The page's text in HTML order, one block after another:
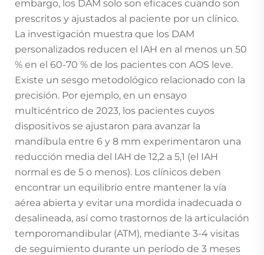
embargo, los DAM solo son eficaces cuando son
prescritos y ajustados al paciente por un clínico.
La investigación muestra que los DAM
personalizados reducen el IAH en al menos un 50
% en el 60-70 % de los pacientes con AOS leve.
Existe un sesgo metodológico relacionado con la
precisión. Por ejemplo, en un ensayo
multicéntrico de 2023, los pacientes cuyos
dispositivos se ajustaron para avanzar la
mandíbula entre 6 y 8 mm experimentaron una
reducción media del IAH de 12,2 a 5,1 (el IAH
normal es de 5 o menos). Los clínicos deben
encontrar un equilibrio entre mantener la vía
aérea abierta y evitar una mordida inadecuada o
desalineada, así como trastornos de la articulación
temporomandibular (ATM), mediante 3-4 visitas
de seguimiento durante un período de 3 meses